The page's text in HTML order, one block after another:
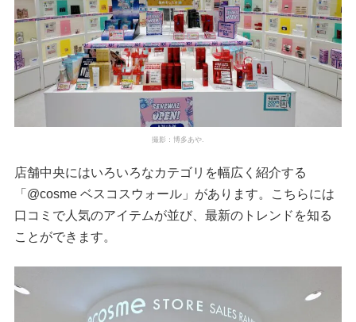
撮影：博多あや.
店舗中央にはいろいろなカテゴリを幅広く紹介する
「@cosme ベスコスウォール」があります。こちらには
口コミで人気のアイテムが並び、最新のトレンドを知る
ことができます。